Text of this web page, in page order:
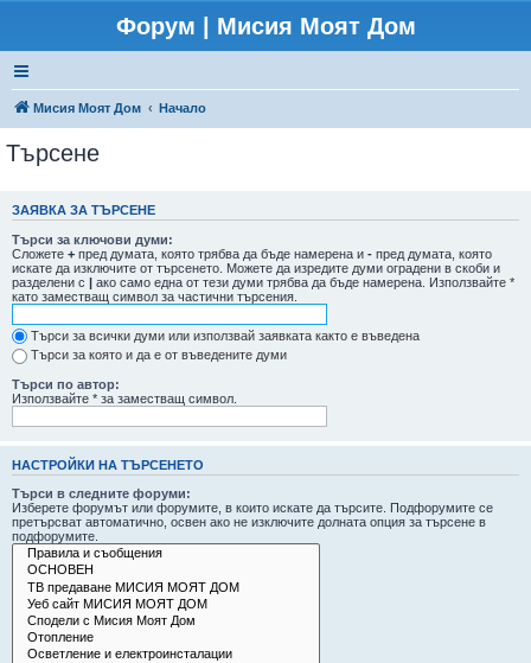
Форум | Мисия Моят Дом
Мисия Моят Дом Начало
Търсене
ЗАЯВКА ЗА ТЪРСЕНЕ
Търси за ключови думи:
Сложете + пред думата, която трябва да бъде намерена и - пред думата, която
искате да изключите от търсенето. Можете да изредите думи оградени в скоби и
разделени с | ако само една от тези думи трябва да бъде намерена. Използвайте *
като заместващ символ за частични търсения.
Търси за всички думи или използвай заявката както е въведена
Търси за която и да е от въведените думи
Търси по автор:
Използвайте * за заместващ символ.
НАСТРОЙКИ НА ТЪРСЕНЕТО
Търси в следните форуми:
Изберете форумът или форумите, в които искате да търсите. Подфорумите се
претърсват автоматично, освен ако не изключите долната опция за търсене в
подфорумите.